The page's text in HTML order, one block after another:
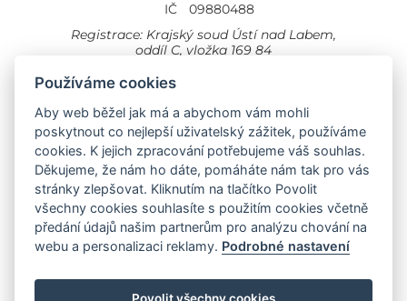
IČ
09880488
Registrace: Krajský soud Ústí nad Labem,
oddíl C, vložka 169 84
Cookies Všeobecné obchodní podmínky
Provozovna Toyota
Londýnská 558
Liberec, 460 01
Provozovna Toyota Professional
Doubská 660,
Liberec 463 12
Auto KP Plus:
Používáme cookies
Aby web běžel jak má a abychom vám mohli
poskytnout co nejlepší uživatelský zážitek, používáme
cookies. K jejich zpracování potřebujeme váš souhlas.
Děkujeme, že nám ho dáte, pomáháte nám tak pro vás
stránky zlepšovat. Kliknutím na tlačítko Povolit
všechny cookies souhlasíte s použitím cookies včetně
předání údajů našim partnerům pro analýzu chování na
webu a personalizaci reklamy. Podrobné nastavení